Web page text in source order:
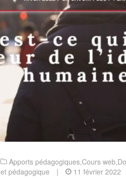
Apports pédagogiques,Cours web,
et pédagogique
| 11 février 2022